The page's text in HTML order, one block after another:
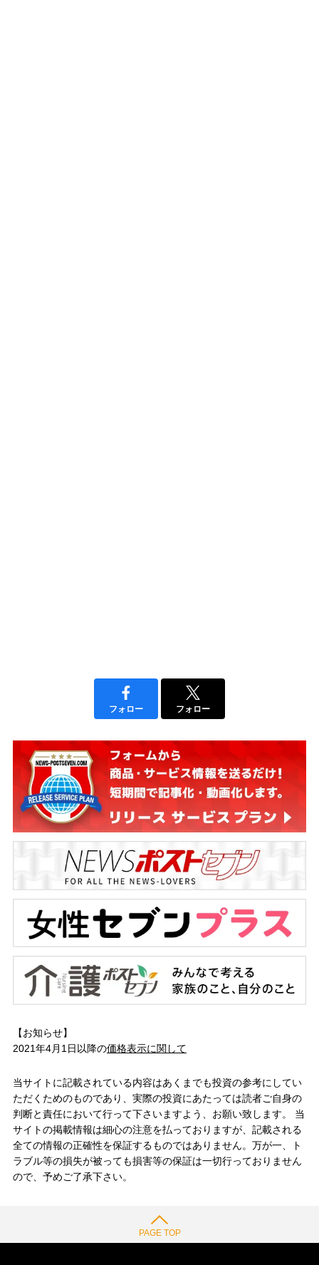
フォロー フォロー
【お知らせ】
2021年4月1日以降の価格表示に関して
当サイトに記載されている内容はあくまでも投資の参考にしてい
ただくためのものであり、実際の投資にあたっては読者ご自身の
判断と責任において行って下さいますよう、お願い致します。 当
サイトの掲載情報は細心の注意を払っておりますが、記載される
全ての情報の正確性を保証するものではありません。万が一、ト
ラブル等の損失が被っても損害等の保証は一切行っておりません
ので、予めご了承下さい。
PAGE TOP